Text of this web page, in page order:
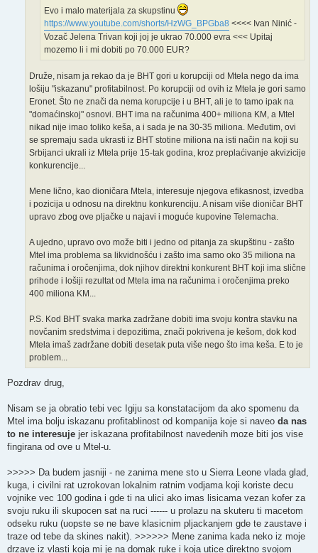
Evo i malo materijala za skupstinu
https://www.youtube.com/shorts/HzWG_BPGba8 <<<< Ivan Ninić -
Vozač Jelena Trivan koji joj je ukrao 70.000 evra <<< Upitaj
mozemo li i mi dobiti po 70.000 EUR?
Druže, nisam ja rekao da je BHT gori u korupciji od Mtela nego da ima
lošiju "iskazanu" profitabilnost. Po korupciji od ovih iz Mtela je gori samo
Eronet. Što ne znači da nema korupcije i u BHT, ali je to tamo ipak na
"domaćinskoj" osnovi. BHT ima na računima 400+ miliona KM, a Mtel
nikad nije imao toliko keša, a i sada je na 30-35 miliona. Međutim, ovi
se spremaju sada ukrasti iz BHT stotine miliona na isti način na koji su
Srbijanci ukrali iz Mtela prije 15-tak godina, kroz preplaćivanje akvizicije
konkurencije...
Mene lično, kao dioničara Mtela, interesuje njegova efikasnost, izvedba
i pozicija u odnosu na direktnu konkurenciju. A nisam više dioničar BHT
upravo zbog ove pljačke u najavi i moguće kupovine Telemacha.
A ujedno, upravo ovo može biti i jedno od pitanja za skupštinu - zašto
Mtel ima problema sa likvidnošću i zašto ima samo oko 35 miliona na
računima i oročenjima, dok njihov direktni konkurent BHT koji ima slične
prihode i lošiji rezultat od Mtela ima na računima i oročenjima preko
400 miliona KM...
P.S. Kod BHT svaka marka zadržane dobiti ima svoju kontra stavku na
novčanim sredstvima i depozitima, znači pokrivena je kešom, dok kod
Mtela imaš zadržane dobiti desetak puta više nego što ima keša. E to je
problem...
Pozdrav drug,
Nisam se ja obratio tebi vec Igiju sa konstatacijom da ako spomenu da
Mtel ima bolju iskazanu profitablinost od kompanija koje si naveo da nas
to ne interesuje jer iskazana profitabilnost navedenih moze biti jos vise
fingirana od ove u Mtel-u.
>>>>> Da budem jasniji - ne zanima mene sto u Sierra Leone vlada glad,
kuga, i civilni rat uzrokovan lokalnim ratnim vodjama koji koriste decu
vojnike vec 100 godina i gde ti na ulici ako imas lisicama vezan kofer za
svoju ruku ili skupocen sat na ruci ------ u prolazu na skuteru ti macetom
odseku ruku (uopste se ne bave klasicnim pljackanjem gde te zaustave i
traze od tebe da skines nakit). >>>>>> Mene zanima kada neko iz moje
drzave iz vlasti koja mi je na domak ruke i koja utice direktno svojom